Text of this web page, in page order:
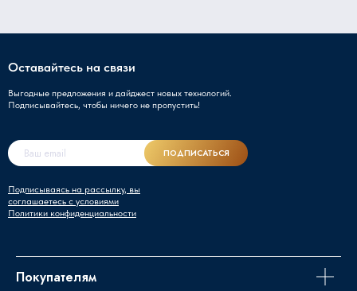
Оставайтесь на связи
Выгодные предложения и дайджест новых технологий.
Подписывайтесь, чтобы ничего не пропустить!
Подписываясь на рассылку, вы
соглашаетесь с условиями
Политики конфиденциальности
ПОДПИСАТЬСЯ
Покупателям